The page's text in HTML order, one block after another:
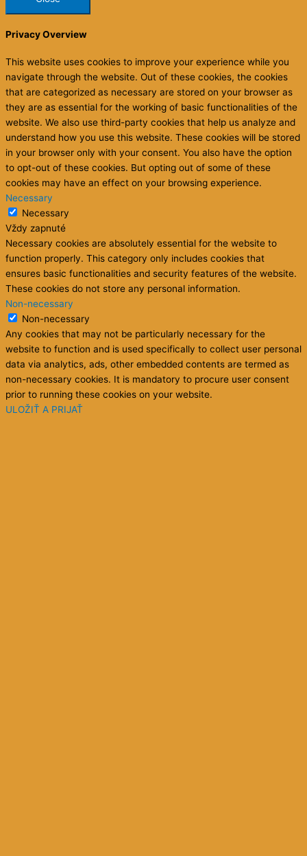
Privacy Overview
This website uses cookies to improve your experience while you
navigate through the website. Out of these cookies, the cookies
that are categorized as necessary are stored on your browser as
they are as essential for the working of basic functionalities of the
website. We also use third-party cookies that help us analyze and
understand how you use this website. These cookies will be stored
in your browser only with your consent. You also have the option
to opt-out of these cookies. But opting out of some of these
cookies may have an effect on your browsing experience.
Necessary
Necessary
Vždy zapnuté
Necessary cookies are absolutely essential for the website to
function properly. This category only includes cookies that
ensures basic functionalities and security features of the website.
These cookies do not store any personal information.
Non-necessary
Non-necessary
Any cookies that may not be particularly necessary for the
website to function and is used specifically to collect user personal
data via analytics, ads, other embedded contents are termed as
non-necessary cookies. It is mandatory to procure user consent
prior to running these cookies on your website.
ULOŽIŤ A PRIJAŤ